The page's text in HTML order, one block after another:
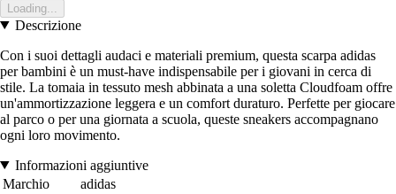
Loading...
Descrizione
Con i suoi dettagli audaci e materiali premium, questa scarpa adidas
per bambini è un must-have indispensabile per i giovani in cerca di
stile. La tomaia in tessuto mesh abbinata a una soletta Cloudfoam offre
un'ammortizzazione leggera e un comfort duraturo. Perfette per giocare
al parco o per una giornata a scuola, queste sneakers accompagnano
ogni loro movimento.
Informazioni aggiuntive
Marchio
adidas